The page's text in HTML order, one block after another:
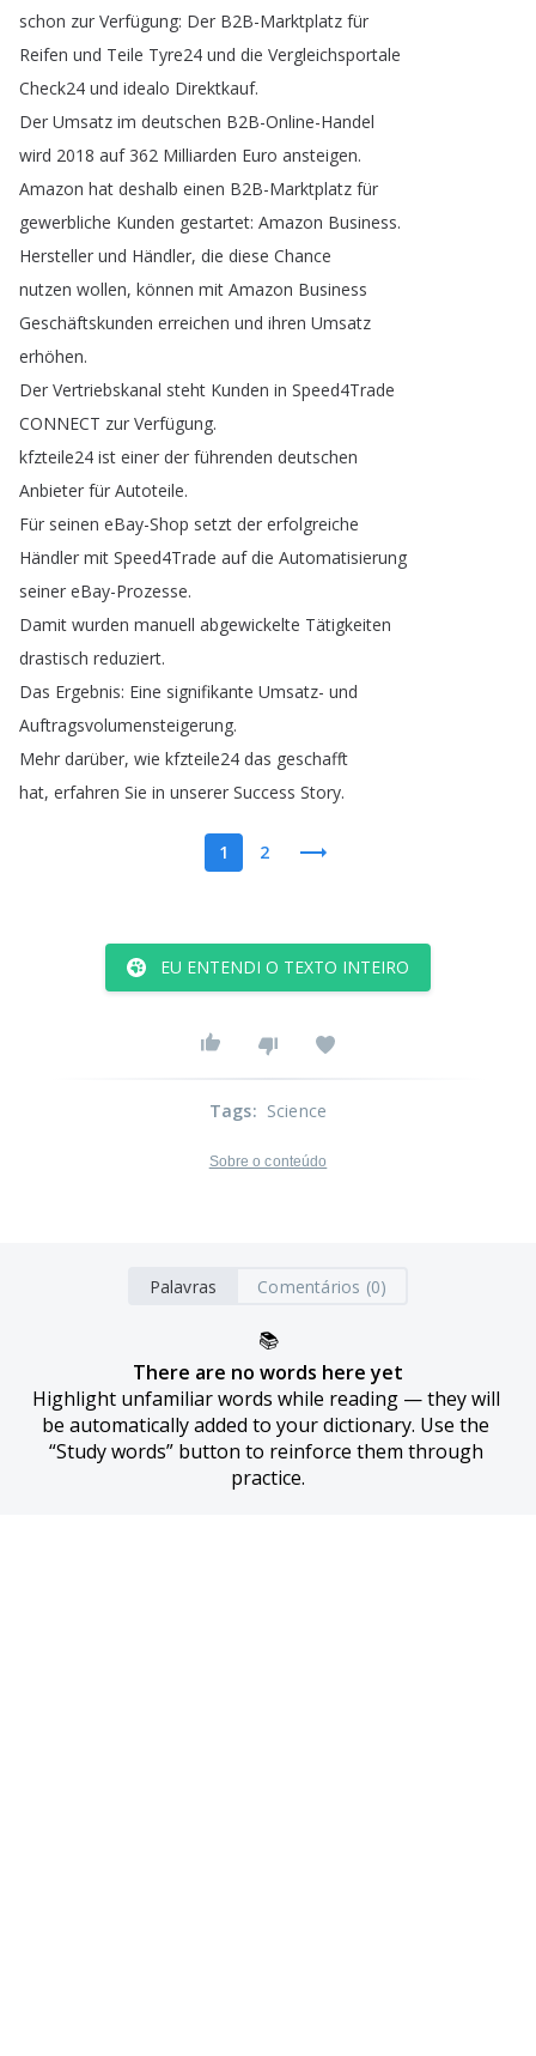
schon zur Verfügung: Der B2B-Marktplatz für
Reifen und Teile Tyre24 und die Vergleichsportale
Check24 und idealo Direktkauf.
Der Umsatz im deutschen B2B-Online-Handel
wird 2018 auf362 Milliarden Euro ansteigen.
Amazon hat deshalb einen B2B-Marktplatz für
gewerbliche Kunden gestartet: Amazon Business.
Hersteller und Händler, die diese Chance
nutzen wollen, können mit Amazon Business
Geschäftskunden erreichen und ihren Umsatz
erhöhen.
Der Vertriebskanal steht Kunden in Speed4Trade
CONNECT zur Verfügung.
kfzteile24 ist einer der führenden deutschen
Anbieter für Autoteile.
Für seinen eBay-Shop setzt der erfolgreiche
Händler mit Speed4Trade auf die Automatisierung
seiner eBay-Prozesse.
Damit wurden manuell abgewickelte Tätigkeiten
drastisch reduziert.
Das Ergebnis: Eine signifikante Umsatz- und
Auftragsvolumensteigerung.
Mehr darüber, wie kfzteile24 das geschafft
hat, erfahren Sie in unserer Success Story.
1 2
EU ENTENDI O TEXTO INTEIRO
Tags: Science
Sobre o conteúdo
Palavras Comentários (0)
📚
There are no words here yet
Highlight unfamiliar words while reading — they will
be automatically added to your dictionary. Use the
“Study words” button to reinforce them through
practice.